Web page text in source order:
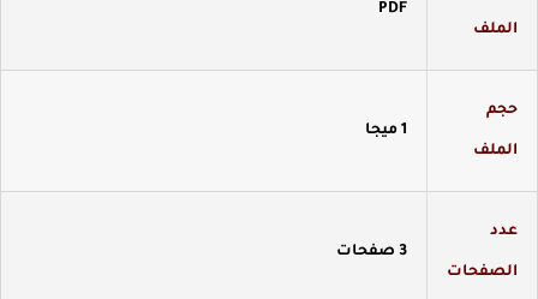
الملف
PDF
حجم
الملف
عدد
الصفحات